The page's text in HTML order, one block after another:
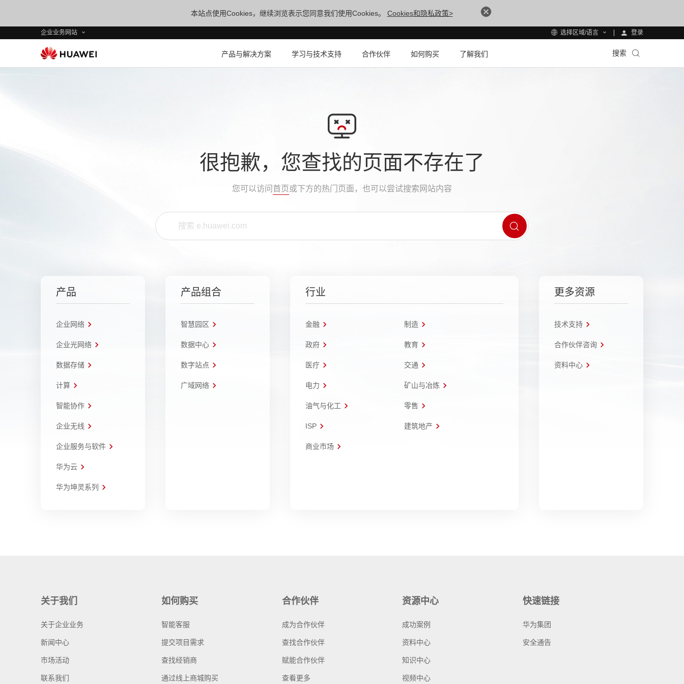
本站点使用Cookies，继续浏览表示您同意我们使用Cookies。 Cookies和隐私政策>
企业业务网站 选择区域/语言 登录
产品与解决方案 学习与技术支持 合作伙伴 如何购买 了解我们 搜索
很抱歉，您查找的页面不存在了
您可以访问 首页或下方的热门页面，也可以尝试搜索网站内容
产品
企业网络
企业光网络
数据存储
计算
智能协作
企业无线
企业服务与软件
华为云
华为坤灵系列
产品组合
智慧园区
数据中心
数字站点
广域网络
行业
金融 制造
政府 教育
医疗 交通
电力 矿山与冶炼
油气与化工 零售
ISP 建筑地产
商业市场
更多资源
技术支持
合作伙伴咨询
资料中心
关于我们
关于企业业务
新闻中心
市场活动
联系我们
如何购买
智能客服
提交项目需求
查找经销商
通过线上商城购买
合作伙伴
成为合作伙伴
查找合作伙伴
赋能合作伙伴
查看更多
资源中心
成功案例
资料中心
知识中心
视频中心
快速链接
华为集团
安全通告